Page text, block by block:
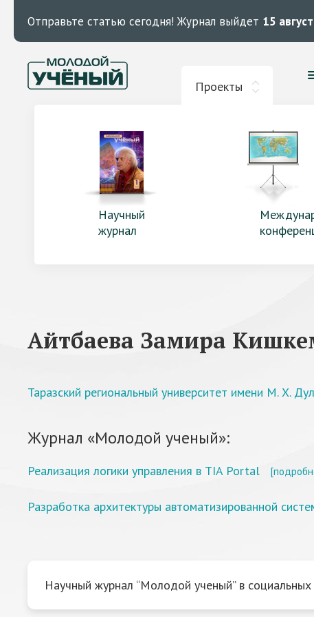
Отправьте статью сегодня! Журнал выйдет 15
Проекты
Научный
журнал
Айтбаева Замира
Таразский региональный университет имени М. Х.
Журнал «Молодой ученый»:
Реализация логики управления в TIA Portal
Разработка архитектуры автоматизированной
Научный журнал “Молодой ученый” в социальных